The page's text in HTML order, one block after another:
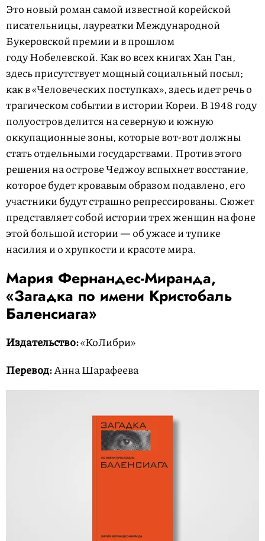
Это новый роман самой известной корейской
писательницы, лауреатки Международной
Букеровской премии и в прошлом
году Нобелевской. Как во всех книгах Хан Ган,
здесь присутствует мощный социальный посыл;
как в «Человеческих поступках», здесь идет речь о
трагическом событии в истории Кореи. В 1948 году
полуостров делится на северную и южную
оккупационные зоны, которые вот-вот должны
стать отдельными государствами. Против этого
решения на острове Чеджоу вспыхнет восстание,
которое будет кровавым образом подавлено, его
участники будут страшно репрессированы. Сюжет
представляет собой истории трех женщин на фоне
этой большой истории — об ужасе и тупике
насилия и о хрупкости и красоте мира.
Мария Фернандес-Миранда,
«Загадка по имени Кристобаль
Баленсиага»
Издательство:«КоЛибри»
Перевод:Анна Шарафеева